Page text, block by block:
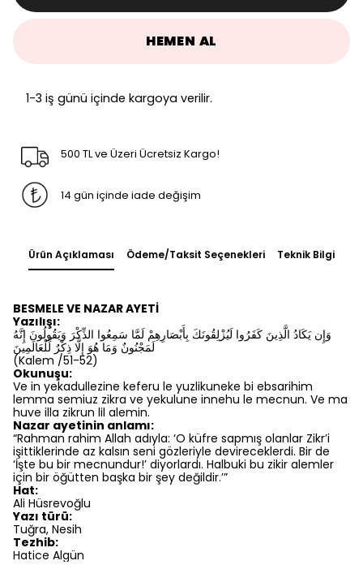
HEMEN AL
1-3 iş günü içinde kargoya verilir.
500 TL ve Üzeri Ücretsiz Kargo!
14 gün içinde iade değişim
Ürün Açıklaması Ödeme/Taksit Seçenekleri Teknik Bilgi
BESMELE VE NAZAR AYETİ
Yazılışı:
وَإِن يَكَادُ الَّذِينَ كَفَرُوا لَيُزْلِقُونَكَ بِأَبْصَارِهِمْ لَمَّا سَمِعُوا الذِّكْرَ وَيَقُولُونَ إِنَّهُ
لَمَجْنُونٌ وَمَا هُوَ إِلَّا ذِكْرٌ لِّلْعَالَمِينَ
(Kalem /51-52)
Okunuşu:
Ve in yekadullezine keferu le yuzlikuneke bi ebsarihim
lemma semiuz zikra ve yekulune innehu le mecnun. Ve ma
huve illa zikrun lil alemin.
Nazar ayetinin anlamı:
“Rahman rahim Allah adıyla: ‘O küfre sapmış olanlar Zikr’i
işittiklerinde az kalsın seni gözleriyle devireceklerdi. Bir de
‘İşte bu bir mecnundur!’ diyorlardı. Halbuki bu zikir alemler
için bir öğütten başka bir şey değildir.’”
Hat:
Ali Hüsrevoğlu
Yazı türü:
Tuğra, Nesih
Tezhib:
Hatice Algün